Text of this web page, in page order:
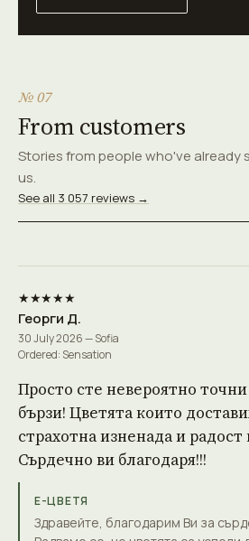
№ 07
From customers
Stories from people who've already
us.
See all 3 057 reviews →
★★★★★
Георги Д.
30 July 2026 — Sofia
Ordered: Sensation
Просто сте невероятно
бързи! Цветята които
страхотна изненада и радост
Сърдечно ви благодаря!!!
Е-ЦВЕТЯ
Здравейте, благодарим Ви за